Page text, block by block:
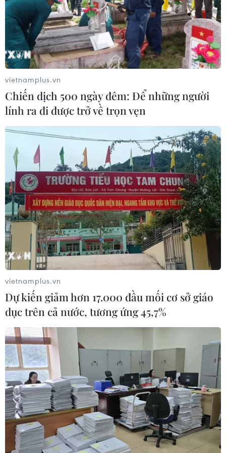
TIN CÙNG CHUYÊN MỤC
WHO ghi nhận tín hiệu tích cực từ
thử nghiệm điều trị Ebola tại Congo
04/08/2026 22:42
Báo động xu hướng gia tăng người
trẻ mắc ung thư
vietnamplus.vn
Chiến dịch 500 ngày đêm: Để những người
lính ra đi được trở về trọn vẹn
vietnamplus.vn
Dự kiến giảm hơn 17.000 đầu mối cơ sở giáo
dục trên cả nước, tương ứng 45,7%